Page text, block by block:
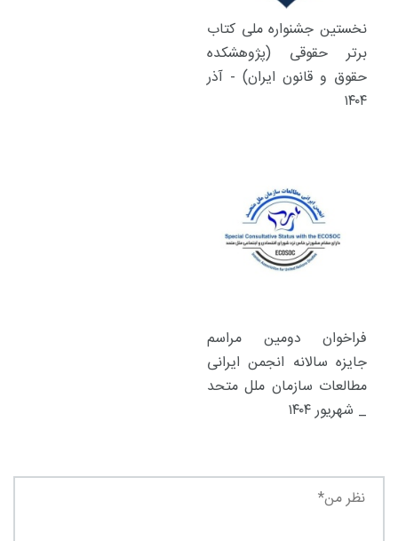
نخستین جشنواره ملی کتاب
برتر حقوقی (پژوهشکده
حقوق و قانون ایران) - آذر
۱۴۰۴
فراخوان دومین مراسم
جایزه سالانه انجمن ایرانی
مطالعات سازمان ملل متحد
_ شهریور ۱۴۰۴